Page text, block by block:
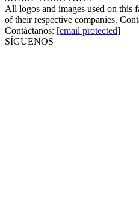
All logos and images used on this
of their respective companies.
Contáctanos: [email protected]
SÍGUENOS